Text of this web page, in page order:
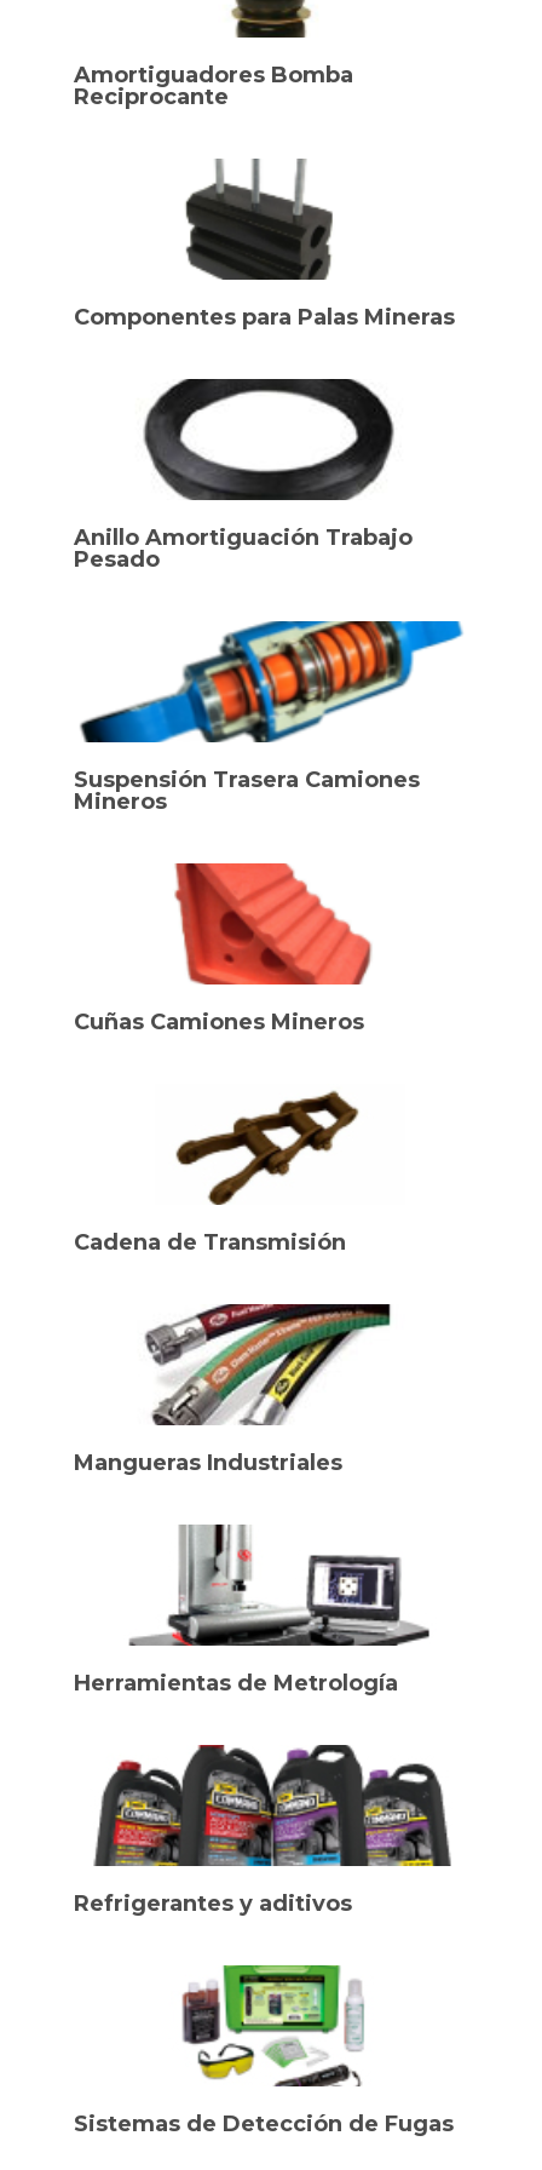
Amortiguadores Bomba
Reciprocante
Componentes para Palas Mineras
Anillo Amortiguación Trabajo
Pesado
Suspensión Trasera Camiones
Mineros
Cuñas Camiones Mineros
Cadena de Transmisión
Mangueras Industriales
Herramientas de Metrología
Refrigerantes y aditivos
Sistemas de Detección de Fugas